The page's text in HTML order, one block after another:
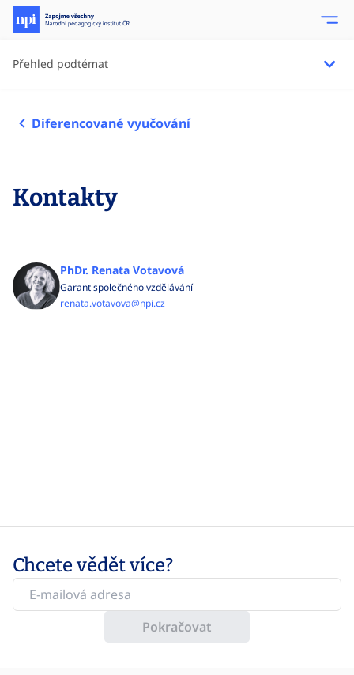
Přehled podtémat
Diferencované vyučování
Kontakty
PhDr. Renata Votavová
Garant společného vzdělávání
renata.votavova@npi.cz
Chcete vědět více?
Pokračovat